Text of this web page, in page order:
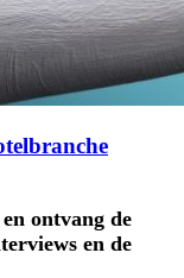
ontvang de
en de